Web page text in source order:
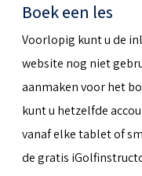
Boek een les
Voorlopig kunt u de
website nog niet
aanmaken voor het
kunt u hetzelfde
vanaf elke tablet of
de gratis